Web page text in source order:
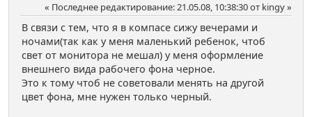
Последнее редактирование: 21.05.08, 10:38:30 от kingy
В связи с тем, что я в компасе сижу вечерами и
ночами(так как у меня маленький ребенок, чтоб
свет от монитора не мешал) у меня оформление
внешнего вида рабочего фона черное.
Это к тому чтоб не советовали менять на другой
цвет фона, мне нужен только черный.